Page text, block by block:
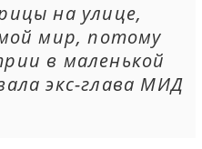
на улице,
мир, потому
в маленькой
экс-глава МИД